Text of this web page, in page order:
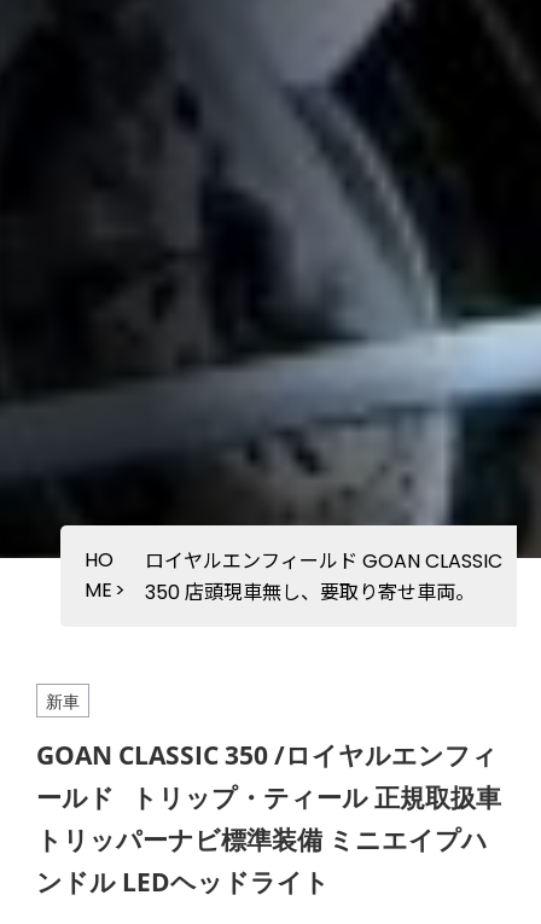
HO
ME>
ロイヤルエンフィールド GOAN CLASSIC
350 店頭現車無し、要取り寄せ車両。
新車
GOAN CLASSIC 350 /ロイヤルエンフィ
ールド
トリップ・ティール 正規取扱車
トリッパーナビ標準装備 ミニエイプハ
ンドル LEDヘッドライト